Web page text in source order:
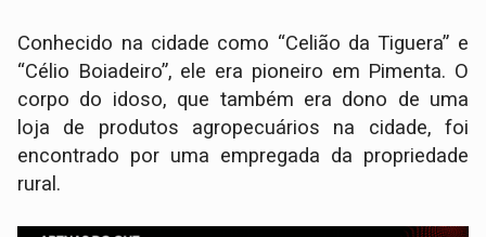
Conhecido na cidade como “Celião da Tiguera” e
“Célio Boiadeiro”, ele era pioneiro em Pimenta. O
corpo do idoso, que também era dono de uma
loja de produtos agropecuários na cidade, foi
encontrado por uma empregada da propriedade
rural.